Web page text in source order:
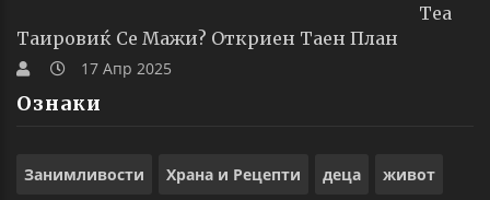
Теа
Таировиќ Се Мажи? Откриен Таен План
17 Апр 2025
Ознаки
Занимливости Храна и Рецепти деца живот